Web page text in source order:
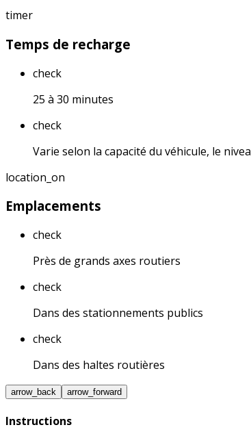
timer
Temps de recharge
check
25 à 30 minutes
check
Varie selon la capacité du véhicule, le
location_on
Emplacements
check
Près de grands axes routiers
check
Dans des stationnements publics
check
Dans des haltes routières
arrow_back arrow_forward
Instructions